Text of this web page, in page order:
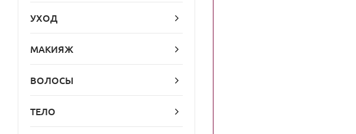
УХОД
МАКИЯЖ
ВОЛОСЫ
ТЕЛО